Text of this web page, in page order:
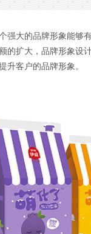
大的品牌形象能够有
的扩大，品牌形象设
升客户的品牌形象。